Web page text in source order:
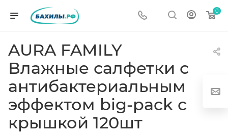
0
AURA FAMILY
Влажные салфетки с
антибактериальным
эффектом big-pack с
крышкой 120шт